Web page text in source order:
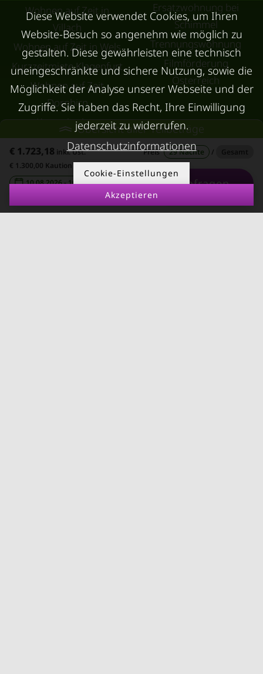
Übersicht aller Teilbeträge
€ 1.723,18 inkl. Ust. Preis 29 Nächte /
€ 1.300,00 Kaution
10.08.2026 - 10.09.2026
- Anfragen
Wohnen auf Zeit in
Villach
Wohnen auf Zeit in Wels
Kurzzeitmiete Klagenfurt
Wohnen auf Zeit
Dornbirn
Kurzzeitmiete
Deutschland
Ersatzwohnung bei
Schimmel
Trennungswohnung
Filmförderung
Österreich
RUND UMS
VERMIETEN
KONTAKT
Impressum
Diese Website verwendet Cookies, um Ihren
Website-Besuch so angenehm wie möglich zu
gestalten. Diese gewährleisten eine technisch
uneingeschränkte und sichere Nutzung, sowie die
Möglichkeit der Analyse unserer Webseite und der
Zugriffe. Sie haben das Recht, Ihre Einwilligung
jederzeit zu widerrufen.
Datenschutzinformationen
Cookie-Einstellungen
Akzeptieren